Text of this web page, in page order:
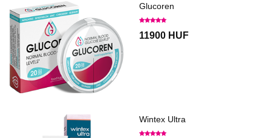
Glucoren
11900 HUF
Wintex Ultra